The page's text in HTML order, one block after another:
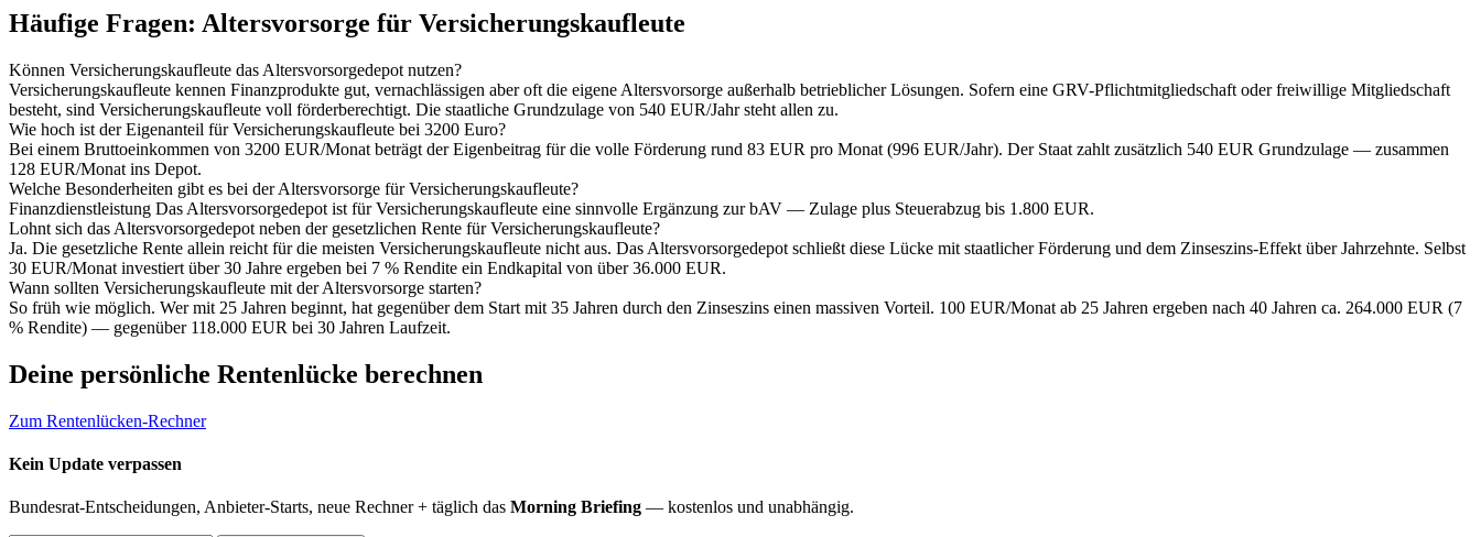
Häufige Fragen: Altersvorsorge für Versicherungskaufleute
Können Versicherungskaufleute das Altersvorsorgedepot nutzen?
Versicherungskaufleute kennen Finanzprodukte gut, vernachlässigen aber oft die eigene Altersvorsorge außerhalb betrieblicher Lösungen. Sofern eine GRV-Pflichtmitgliedschaft oder freiwillige Mitgliedschaft
besteht, sind Versicherungskaufleute voll förderberechtigt. Die staatliche Grundzulage von 540 EUR/Jahr steht allen zu.
Wie hoch ist der Eigenanteil für Versicherungskaufleute bei 3200 Euro?
Bei einem Bruttoeinkommen von 3200 EUR/Monat beträgt der Eigenbeitrag für die volle Förderung rund 83 EUR pro Monat (996 EUR/Jahr). Der Staat zahlt zusätzlich 540 EUR Grundzulage — zusammen
128 EUR/Monat ins Depot.
Welche Besonderheiten gibt es bei der Altersvorsorge für Versicherungskaufleute?
Finanzdienstleistung Das Altersvorsorgedepot ist für Versicherungskaufleute eine sinnvolle Ergänzung zur bAV — Zulage plus Steuerabzug bis 1.800 EUR.
Lohnt sich das Altersvorsorgedepot neben der gesetzlichen Rente für Versicherungskaufleute?
Ja. Die gesetzliche Rente allein reicht für die meisten Versicherungskaufleute nicht aus. Das Altersvorsorgedepot schließt diese Lücke mit staatlicher Förderung und dem Zinseszins-Effekt über Jahrzehnte. Selbst
30 EUR/Monat investiert über 30 Jahre ergeben bei 7 % Rendite ein Endkapital von über 36.000 EUR.
Wann sollten Versicherungskaufleute mit der Altersvorsorge starten?
So früh wie möglich. Wer mit 25 Jahren beginnt, hat gegenüber dem Start mit 35 Jahren durch den Zinseszins einen massiven Vorteil. 100 EUR/Monat ab 25 Jahren ergeben nach 40 Jahren ca. 264.000 EUR (7
% Rendite) — gegenüber 118.000 EUR bei 30 Jahren Laufzeit.
Deine persönliche Rentenlücke berechnen
Zum Rentenlücken-Rechner
Kein Update verpassen
Bundesrat-Entscheidungen, Anbieter-Starts, neue Rechner + täglich das Morning Briefing — kostenlos und unabhängig.